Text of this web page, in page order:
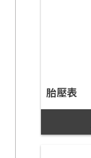
胎壓表